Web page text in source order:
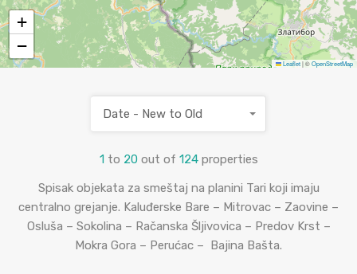
+
−
Leaflet|©OpenStreetMap
1 to 20 out of 124 properties
Date - New to Old
Spisak objekata za smeštaj na planini Tari koji imaju
centralno grejanje. Kaluđerske Bare – Mitrovac – Zaovine –
Osluša – Sokolina – Račanska Šljivovica – Predov Krst –
Mokra Gora – Perućac – Bajina Bašta.